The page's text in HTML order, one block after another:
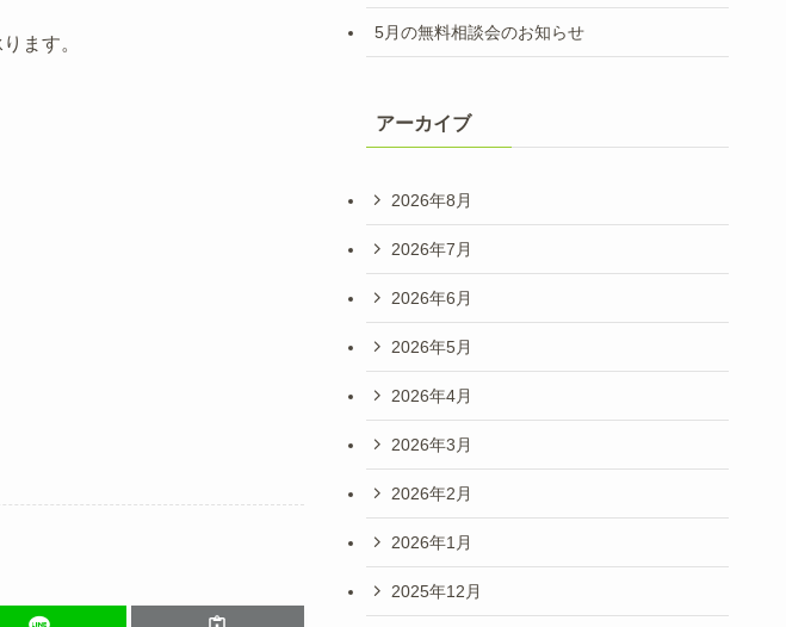
ます。
5月の無料相談会のお知らせ
アーカイブ
2026年8月
2026年7月
2026年6月
2026年5月
2026年4月
2026年3月
2026年2月
2026年1月
2025年12月